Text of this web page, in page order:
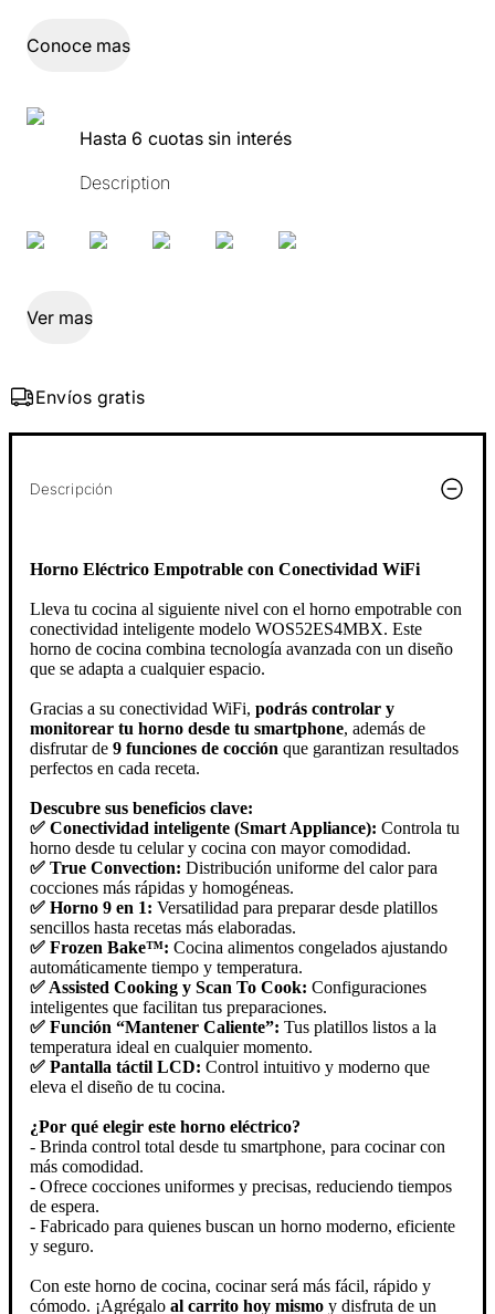
Conoce mas
Hasta 6 cuotas sin interés
Description
Ver mas
Envíos gratis
Descripción
Horno Eléctrico Empotrable con Conectividad WiFi
Lleva tu cocina al siguiente nivel con el horno empotrable con
conectividad inteligente modelo WOS52ES4MBX. Este
horno de cocina combina tecnología avanzada con un diseño
que se adapta a cualquier espacio.
Gracias a su conectividad WiFi, podrás controlar y
monitorear tu horno desde tu smartphone, además de
disfrutar de 9 funciones de cocción que garantizan resultados
perfectos en cada receta.
Descubre sus beneficios clave:
✅ Conectividad inteligente (Smart Appliance): Controla tu
horno desde tu celular y cocina con mayor comodidad.
✅ True Convection: Distribución uniforme del calor para
cocciones más rápidas y homogéneas.
✅ Horno 9 en 1: Versatilidad para preparar desde platillos
sencillos hasta recetas más elaboradas.
✅ Frozen Bake™: Cocina alimentos congelados ajustando
automáticamente tiempo y temperatura.
✅ Assisted Cooking y Scan To Cook: Configuraciones
inteligentes que facilitan tus preparaciones.
✅ Función “Mantener Caliente”: Tus platillos listos a la
temperatura ideal en cualquier momento.
✅ Pantalla táctil LCD: Control intuitivo y moderno que
eleva el diseño de tu cocina.
¿Por qué elegir este horno eléctrico?
- Brinda control total desde tu smartphone, para cocinar con
más comodidad.
- Ofrece cocciones uniformes y precisas, reduciendo tiempos
de espera.
- Fabricado para quienes buscan un horno moderno, eficiente
y seguro.
Con este horno de cocina, cocinar será más fácil, rápido y
cómodo. ¡Agrégalo al carrito hoy mismo y disfruta de un